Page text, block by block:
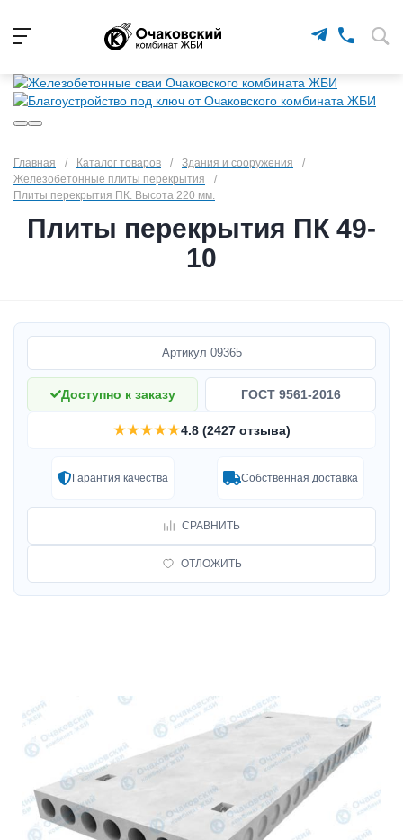
Главная / Каталог товаров / Здания и сооружения
/
Железобетонные плиты перекрытия
/
Плиты перекрытия ПК. Высота 220 мм.
Плиты перекрытия ПК 49-
10
Артикул 09365
Доступно к заказу ГОСТ 9561-2016
★★★★★4.8 (2427 отзыва)
Гарантия качества Собственная доставка
СРАВНИТЬ
ОТЛОЖИТЬ